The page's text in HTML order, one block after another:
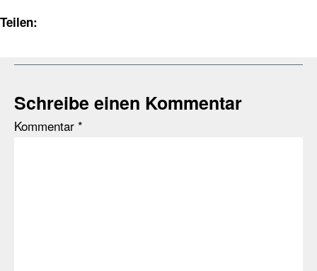
Teilen:
Schreibe einen Kommentar
Kommentar *